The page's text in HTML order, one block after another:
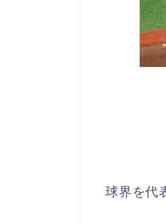
球界を代